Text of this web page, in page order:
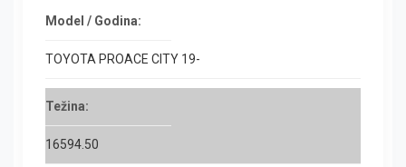
Model / Godina:
TOYOTA PROACE CITY 19-
Težina:
16594.50